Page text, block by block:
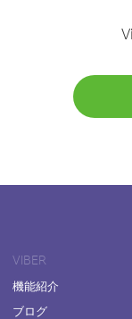
VIBER
機能紹介
ブログ